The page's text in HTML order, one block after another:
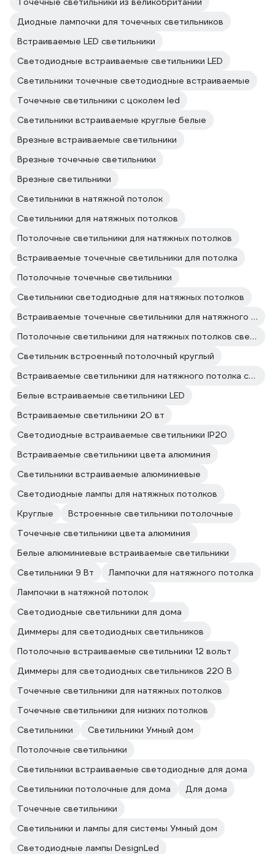
Диодные лампочки для точечных светильников
Встраиваемые LED светильники
Светодиодные встраиваемые светильники LED
Светильники точечные светодиодные встраиваемые
Точечные светильники с цоколем led
Светильники встраиваемые круглые белые
Врезные встраиваемые светильники
Врезные точечные светильники
Врезные светильники
Светильники в натяжной потолок
Светильники для натяжных потолков
Потолочные светильники для натяжных потолков
Встраиваемые точечные светильники для потолка
Потолочные точечные светильники
Светильники светодиодные для натяжных потолков
Встраиваемые точечные светильники для натяжного потолка
Потолочные светильники для натяжных потолков светодиодные
Светильник встроенный потолочный круглый
Встраиваемые светильники для натяжного потолка светодиодные
Белые встраиваемые светильники LED
Встраиваемые светильники 20 вт
Светодиодные встраиваемые светильники IP20
Встраиваемые светильники цвета алюминия
Светильники встраиваемые алюминиевые
Светодиодные лампы для натяжных потолков
Круглые
Встроенные светильники потолочные
Точечные светильники цвета алюминия
Белые алюминиевые встраиваемые светильники
Светильники 9 Вт
Лампочки для натяжного потолка
Лампочки в натяжной потолок
Светодиодные светильники для дома
Диммеры для светодиодных светильников
Потолочные встраиваемые светильники 12 вольт
Диммеры для светодиодных светильников 220 В
Точечные светильники для натяжных потолков
Точечные светильники для низких потолков
Светильники
Светильники Умный дом
Потолочные светильники
Светильники встраиваемые светодиодные для дома
Светильники потолочные для дома
Для дома
Точечные светильники
Светильники и лампы для системы Умный дом
Светодиодные лампы DesignLed